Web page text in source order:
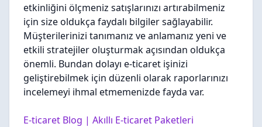
etkinliğini ölçmeniz satışlarınızı artırabilmeniz
için size oldukça faydalı bilgiler sağlayabilir.
Müşterilerinizi tanımanız ve anlamanız yeni ve
etkili stratejiler oluşturmak açısından oldukça
önemli. Bundan dolayı e-ticaret işinizi
geliştirebilmek için düzenli olarak raporlarınızı
incelemeyi ihmal etmemenizde fayda var.
E-ticaret Blog | Akıllı E-ticaret Paketleri